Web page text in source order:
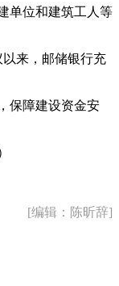
单位和建筑工人等
来，邮储银行充
保障建设资金安
[编辑：陈昕辞]